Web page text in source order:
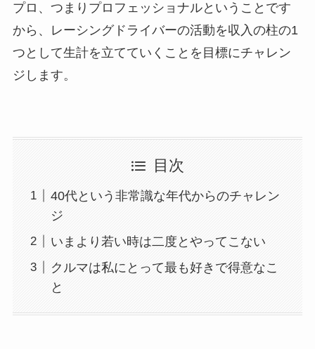
プロ、つまりプロフェッショナルということです
から、レーシングドライバーの活動を収入の柱の1
つとして生計を立てていくことを目標にチャレン
ジします。
目次
40代という非常識な年代からのチャレン
ジ
いまより若い時は二度とやってこない
クルマは私にとって最も好きで得意なこ
と